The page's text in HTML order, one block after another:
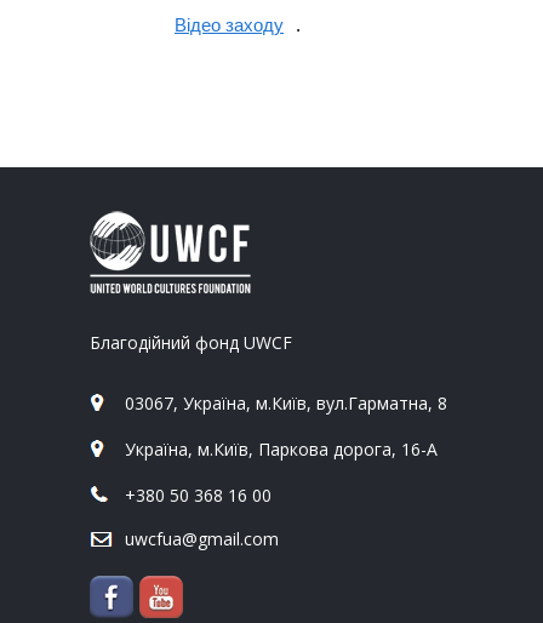
Відео заходу .
Благодійний фонд UWCF
03067, Україна, м.Київ, вул.Гарматна, 8
Україна, м.Київ, Паркова дорога, 16-А
+380 50 368 16 00
uwcfua@gmail.com